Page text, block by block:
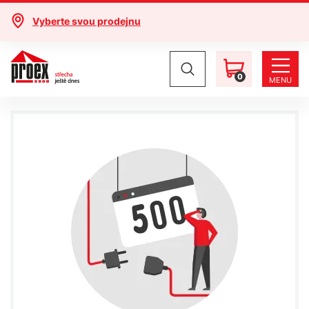
Vyberte svou prodejnu
0 MENU